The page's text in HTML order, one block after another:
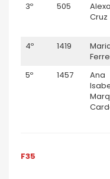
3º 505
Cruz
4º 1419
5º 1457
Ana
F35